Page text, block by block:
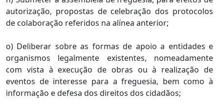
autorização, propostas de celebração dos protocolos
de colaboração referidos na alínea anterior;
o) Deliberar sobre as formas de apoio a entidades e
organismos legalmente existentes, nomeadamente
com vista à execução de obras ou à realização de
eventos de interesse para a freguesia, bem como à
informação e defesa dos direitos dos cidadãos;